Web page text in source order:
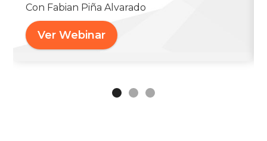
Con Fabian Piña Alvarado
Ver Webinar